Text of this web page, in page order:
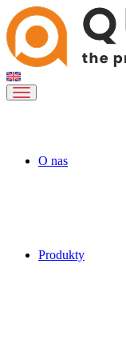
O nas
Produkty